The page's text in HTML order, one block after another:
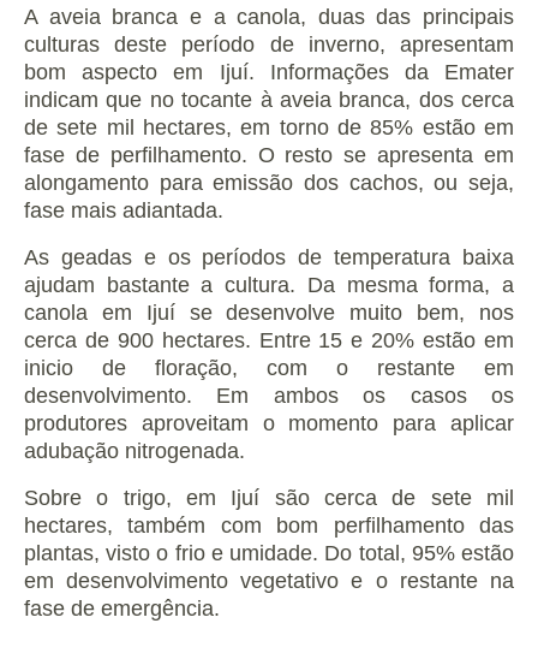
A aveia branca e a canola, duas das principais
culturas deste período de inverno, apresentam
bom aspecto em Ijuí. Informações da Emater
indicam que no tocante à aveia branca, dos cerca
de sete mil hectares, em torno de 85% estão em
fase de perfilhamento. O resto se apresenta em
alongamento para emissão dos cachos, ou seja,
fase mais adiantada.
As geadas e os períodos de temperatura baixa
ajudam bastante a cultura. Da mesma forma, a
canola em Ijuí se desenvolve muito bem, nos
cerca de 900 hectares. Entre 15 e 20% estão em
inicio de floração, com o restante em
desenvolvimento. Em ambos os casos os
produtores aproveitam o momento para aplicar
adubação nitrogenada.
Sobre o trigo, em Ijuí são cerca de sete mil
hectares, também com bom perfilhamento das
plantas, visto o frio e umidade. Do total, 95% estão
em desenvolvimento vegetativo e o restante na
fase de emergência.